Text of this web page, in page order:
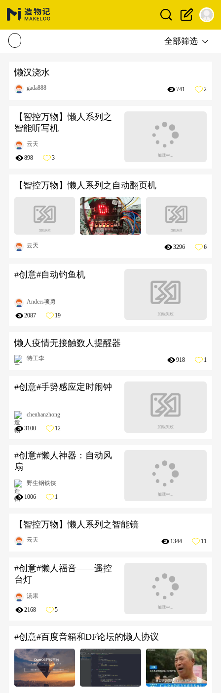
全部筛选
懒汉浇水
gada888 741 2
【智控万物】懒人系列之
智能听写机
云天
898 3
【智控万物】懒人系列之自动翻页机
云天 3296 6
#创意#自动钓鱼机
Anders项勇
2087 19
懒人疫情无接触数人提醒器
特工李 918 1
#创意#手势感应定时闹钟
chenhanzhong
3100 12
#创意#懒人神器：自动风
扇
野生钢铁侠
1006 1
【智控万物】懒人系列之智能镜
云天 1344 11
#创意#懒人福音——遥控
台灯
汤果
2168 5
#创意#百度音箱和DF论坛的懒人协议